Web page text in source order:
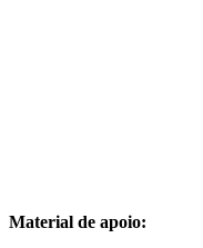
Material de apoio: